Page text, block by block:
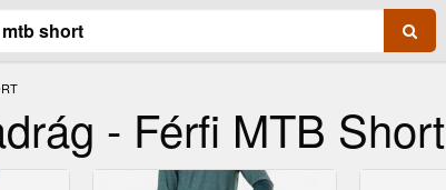
- Férfi MTB Short